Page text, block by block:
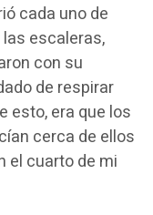
cada uno de
escaleras,
con su
de respirar
esto, era que los
cerca de ellos
el cuarto de mi